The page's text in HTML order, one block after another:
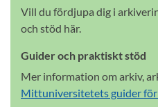
Vill du fördjupa dig i
och stöd här.
Guider och praktiskt stöd
Mer information om arkiv,
Mittuniversitetets guider